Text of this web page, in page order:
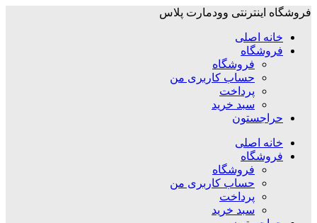
فروشگاه اینترنتی وودمارت پلاس
خانه اصلی
فروشگاه
فروشگاه
حساب کاربری من
پرداخت
سبد خرید
حراجستون
خانه اصلی
فروشگاه
فروشگاه
حساب کاربری من
پرداخت
سبد خرید